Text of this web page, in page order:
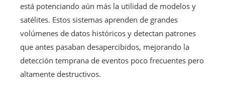
está potenciando aún más la utilidad de modelos y
satélites. Estos sistemas aprenden de grandes
volúmenes de datos históricos y detectan patrones
que antes pasaban desapercibidos, mejorando la
detección temprana de eventos poco frecuentes pero
altamente destructivos.